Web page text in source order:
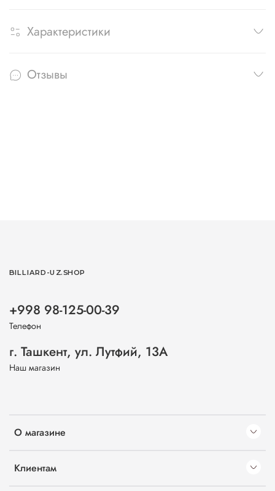
Характеристики
Отзывы
О магазине
Клиентам
BILLIARD-UZ.SHOP
+998 98-125-00-39
Телефон
г. Ташкент, ул. Лутфий, 13А
Наш магазин